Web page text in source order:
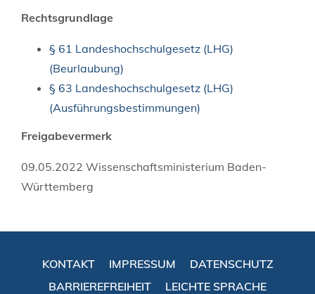
Rechtsgrundlage
§ 61 Landeshochschulgesetz (LHG)
(Beurlaubung)
§ 63 Landeshochschulgesetz (LHG)
(Ausführungsbestimmungen)
Freigabevermerk
09.05.2022 Wissenschaftsministerium Baden-
Württemberg
KONTAKT IMPRESSUM
DATENSCHUTZ
BARRIEREFREIHEIT
LEICHTE SPRACHE